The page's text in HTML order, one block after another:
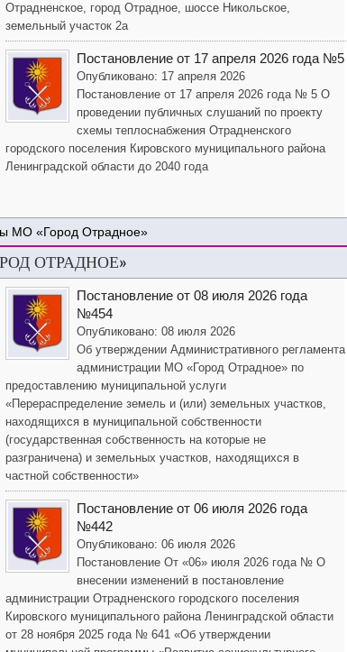
Отрадненское, город Отрадное, шоссе Никольское,
земельный участок 2а
Постановление от 17 апреля 2026 года №5
Опубликовано: 17 апреля 2026
Постановление от 17 апреля 2026 года № 5 О
проведении публичных слушаний по проекту
схемы теплоснабжения Отрадненского
городского поселения Кировского муниципального района
Ленинградской области до 2040 года
МО «Город Отрадное»
ОТРАДНОЕ»
Постановление от 08 июля 2026 года
№454
Опубликовано: 08 июля 2026
Об утверждении Административного регламента
администрации МО «Город Отрадное» по
предоставлению муниципальной услуги
«Перераспределение земель и (или) земельных участков,
находящихся в муниципальной собственности
(государственная собственность на которые не
разграничена) и земельных участков, находящихся в
частной собственности»
Постановление от 06 июля 2026 года
№442
Опубликовано: 06 июля 2026
Постановление От «06» июля 2026 года № О
внесении изменений в постановление
администрации Отрадненского городского поселения
Кировского муниципального района Ленинградской области
от 28 ноября 2025 года № 641 «Об утверждении